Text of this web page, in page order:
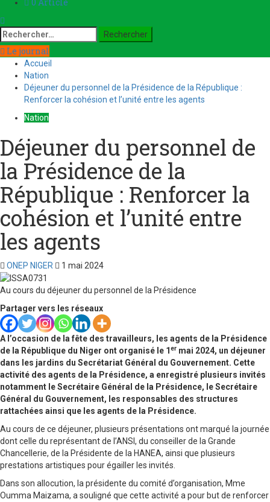
Le journal
Accueil
Nation
Déjeuner du personnel de la Présidence de la République :
Renforcer la cohésion et l’unité entre les agents
Nation
Déjeuner du personnel de
la Présidence de la
République : Renforcer la
cohésion et l’unité entre
les agents
ONEP NIGER 1 mai 2024
Au cours du déjeuner du personnel de la Présidence
Partager vers les réseaux
A l’occasion de la fête des travailleurs, les agents de la Présidence
de la République du Niger ont organisé le 1 er mai 2024, un déjeuner
dans les jardins du Secrétariat Général du Gouvernement. Cette
activité des agents de la Présidence, a enregistré plusieurs invités
notamment le Secrétaire Général de la Présidence, le Secrétaire
Général du Gouvernement, les responsables des structures
rattachées ainsi que les agents de la Présidence.
Au cours de ce déjeuner, plusieurs présentations ont marqué la journée
dont celle du représentant de l’ANSI, du conseiller de la Grande
Chancellerie, de la Présidente de la HANEA, ainsi que plusieurs
prestations artistiques pour égailler les invités.
Dans son allocution, la présidente du comité d’organisation, Mme
Oumma Maizama, a souligné que cette activité a pour but de renforcer